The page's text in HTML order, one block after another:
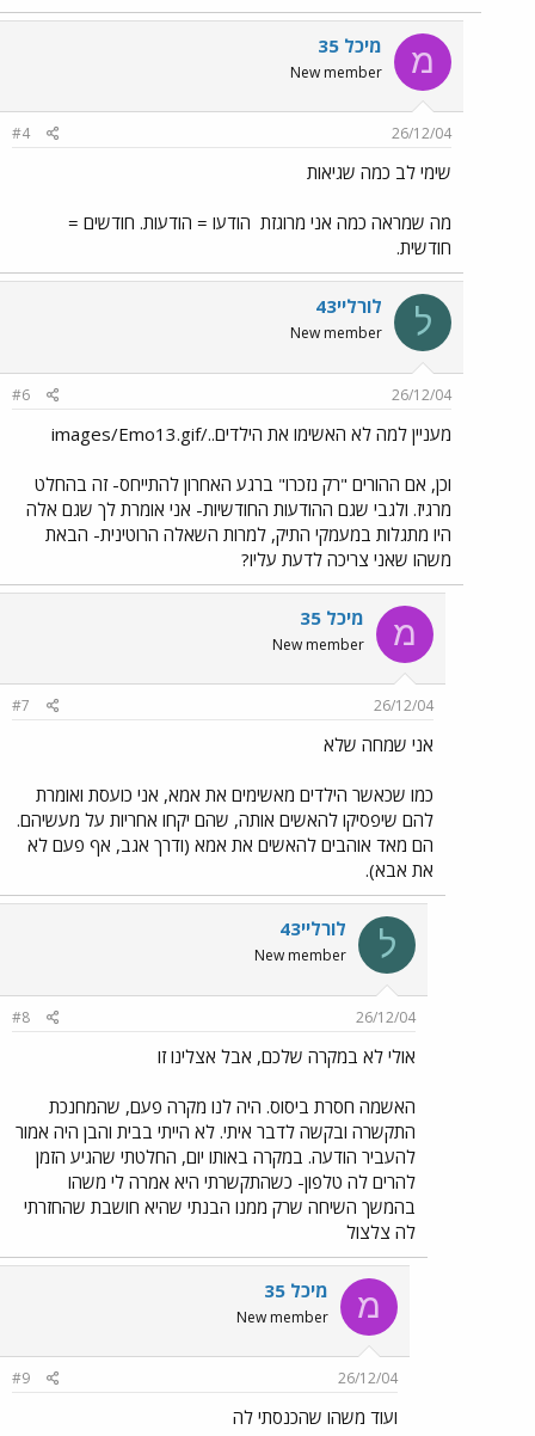
מ מיכל 35
New member
26/12/04
#4
שימי לב כמה שגיאות
מה שמראה כמה אני מרוגזת הודעו = הודעות. חודשים =
חודשית.
ל לורליי43
New member
26/12/04
#6
מעניין למה לא האשימו את הילדים../images/Emo13.gif
וכן, אם ההורים "רק נזכרו" ברגע האחרון להתייחס- זה בהחלט
מרגיז. ולגבי שגם ההודעות החודשיות- אני אומרת לך שגם אלה
היו מתגלות במעמקי התיק, למרות השאלה הרוטינית- הבאת
משהו שאני צריכה לדעת עליו?
מ מיכל 35
New member
26/12/04
#7
אני שמחה שלא
כמו שכאשר הילדים מאשימים את אמא, אני כועסת ואומרת
להם שיפסיקו להאשים אותה, שהם יקחו אחריות על מעשיהם.
הם מאד אוהבים להאשים את אמא (ודרך אגב, אף פעם לא
את אבא).
ל לורליי43
New member
26/12/04
#8
אולי לא במקרה שלכם, אבל אצלינו זו
האשמה חסרת ביסוס. היה לנו מקרה פעם, שהמחנכת
התקשרה ובקשה לדבר איתי. לא הייתי בבית והבן היה אמור
להעביר הודעה. במקרה באותו יום, החלטתי שהגיע הזמן
להרים לה טלפון- כשהתקשרתי היא אמרה לי משהו
בהמשך השיחה שרק ממנו הבנתי שהיא חושבת שהחזרתי
לה צלצול
מ מיכל 35
New member
26/12/04
#9
ועוד משהו שהכנסתי לה